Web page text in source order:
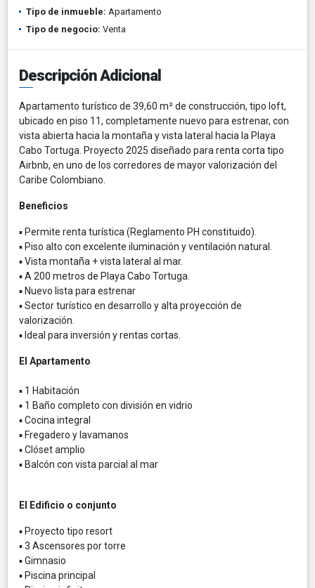
Tipo de inmueble: Apartamento
Tipo de negocio: Venta
Descripción Adicional
Apartamento turístico de 39,60 m² de construcción, tipo loft,
ubicado en piso 11, completamente nuevo para estrenar, con
vista abierta hacia la montaña y vista lateral hacia la Playa
Cabo Tortuga. Proyecto 2025 diseñado para renta corta tipo
Airbnb, en uno de los corredores de mayor valorización del
Caribe Colombiano.
Beneficios
▪ Permite renta turística (Reglamento PH constituido).
▪ Piso alto con excelente iluminación y ventilación natural.
▪ Vista montaña + vista lateral al mar.
▪ A 200 metros de Playa Cabo Tortuga.
▪ Nuevo lista para estrenar
▪ Sector turístico en desarrollo y alta proyección de
valorización.
▪ Ideal para inversión y rentas cortas.
El Apartamento
▪ 1 Habitación
▪ 1 Baño completo con división en vidrio
▪ Cocina integral
▪ Fregadero y lavamanos
▪ Clóset amplio
▪ Balcón con vista parcial al mar
El Edificio o conjunto
▪ Proyecto tipo resort
▪ 3 Ascensores por torre
▪ Gimnasio
▪ Piscina principal